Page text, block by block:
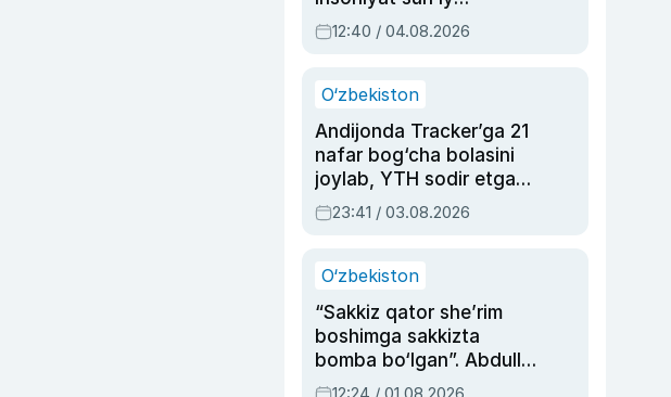
intellektni boshqara
olmay qolishidan xavotir
12:40 / 04.08.2026
O‘zbekiston
Andijonda Tracker’ga 21
nafar bog‘cha bolasini
joylab, YTH sodir etgan
ayolga sud hukmi o‘qildi
23:41 / 03.08.2026
O‘zbekiston
“Sakkiz qator she’rim
boshimga sakkizta
bomba bo‘lgan”. Abdulla
Oripovni siyosiy